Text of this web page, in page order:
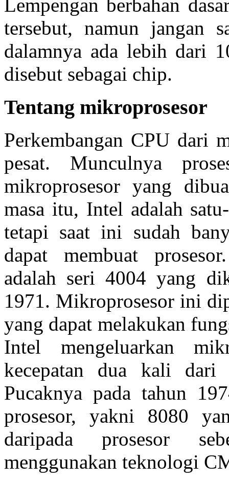
Lempengan berbahan
tersebut, namun jangan
dalamnya ada lebih dari
disebut sebagai chip.
Tentang mikroprosesor
Perkembangan CPU dari
pesat. Munculnya
mikroprosesor yang
masa itu, Intel adalah
tetapi saat ini sudah
dapat membuat
adalah seri 4004 yang
1971. Mikroprosesor ini
yang dapat melakukan
Intel mengeluarkan
kecepatan dua kali dari
Pucaknya pada tahun
prosesor, yakni 8080
daripada prosesor
menggunakan teknologi